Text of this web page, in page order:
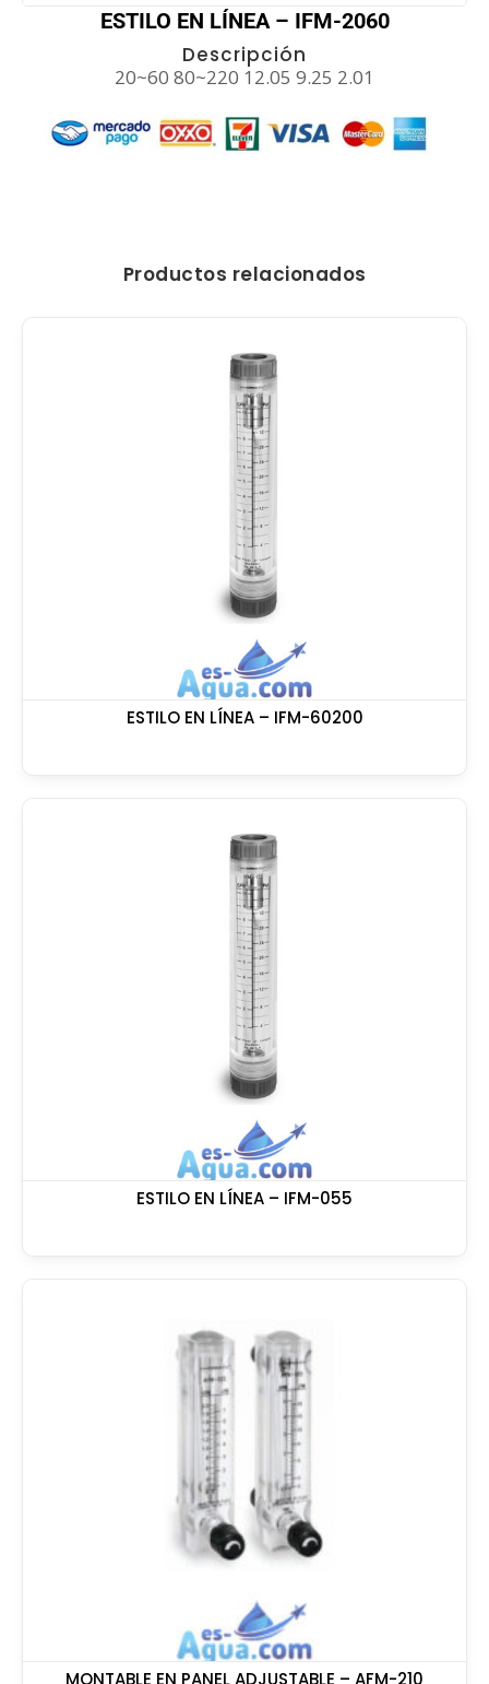
ESTILO EN LÍNEA – IFM-2060
Descripción
20~60 80~220 12.05 9.25 2.01
Productos relacionados
ESTILO EN LÍNEA – IFM-60200
ESTILO EN LÍNEA – IFM-055
MONTABLE EN PANEL ADJUSTABLE – AFM-210